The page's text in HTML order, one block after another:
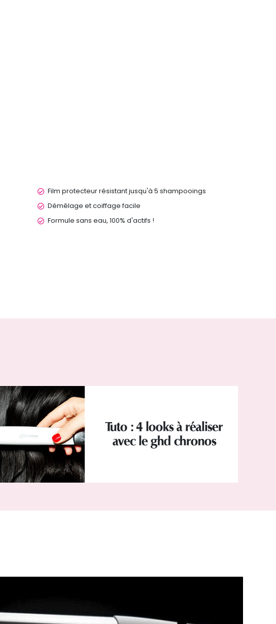
Film protecteur résistant jusqu'à 5 shampooings
Démêlage et coiffage facile
Formule sans eau, 100% d'actifs !
Tuto : 4 looks à réaliser
avec le ghd chronos